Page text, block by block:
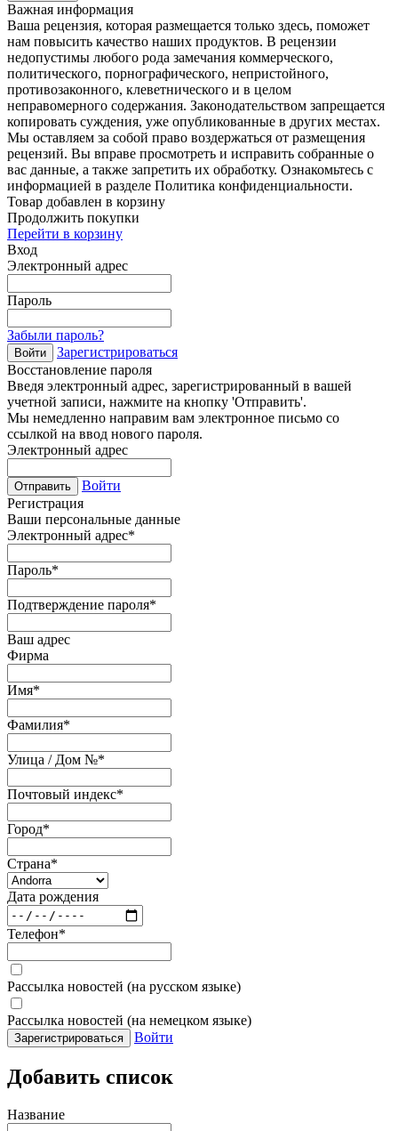
Важная информация
Ваша рецензия, которая размещается только здесь, поможет
нам повысить качество наших продуктов. В рецензии
недопустимы любого рода замечания коммерческого,
политического, порнографического, непристойного,
противозаконного, клеветнического и в целом
неправомерного содержания. Законодательством запрещается
копировать суждения, уже опубликованные в других местах.
Мы оставляем за собой право воздержаться от размещения
рецензий. Вы вправе просмотреть и исправить собранные о
вас данные, а также запретить их обработку. Ознакомьтесь с
информацией в разделе Политика конфиденциальности.
Товар добавлен в корзину
Продолжить покупки
Перейти в корзину
Вход
Электронный адрес
Пароль
Забыли пароль?
Войти
Зарегистрироваться
Восстановление пароля
Введя электронный адрес, зарегистрированный в вашей
учетной записи, нажмите на кнопку 'Отправить'.
Мы немедленно направим вам электронное письмо со
ссылкой на ввод нового пароля.
Электронный адрес
Отправить
Войти
Регистрация
Ваши персональные данные
Электронный адрес*
Пароль*
Подтверждение пароля*
Ваш адрес
Фирма
Имя*
Фамилия*
Улица / Дом №*
Почтовый индекс*
Город*
Страна*
Дата рождения
Телефон*
Рассылка новостей (на русском языке)
Рассылка новостей (на немецком языке)
Зарегистрироваться Войти
Добавить список
Название